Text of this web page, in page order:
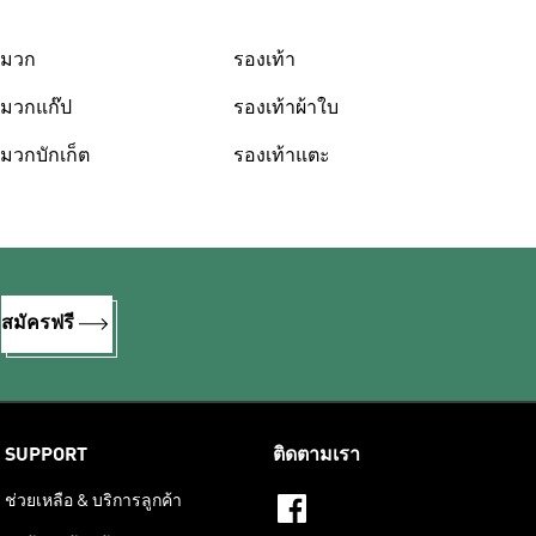
วก
วกแก๊ป
วกบักเก็ต
รองเท้า
รองเท้าผ้าใบ
รองเท้าแตะ
สมัครฟรี
SUPPORT
ช่วยเหลือ & บริการลูกค้า
ติดตามเรา